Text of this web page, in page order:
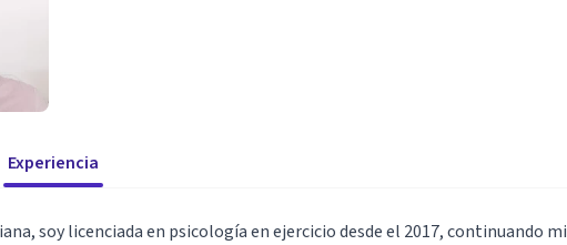
Experiencia
soy licenciada en psicología en ejercicio desde el 2017, continuando mi